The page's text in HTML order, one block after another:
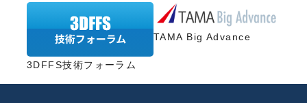
3DFFS技術フォーラム
TAMA Big Advance